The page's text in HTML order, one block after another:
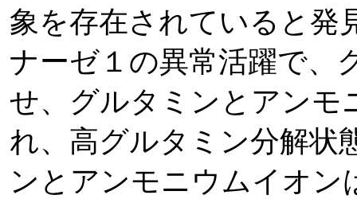
象を存在されていると発
ナーゼ１の異常活躍で、
せ、グルタミンとアンモ
れ、高グルタミン分解状
ンとアンモニウムイオン